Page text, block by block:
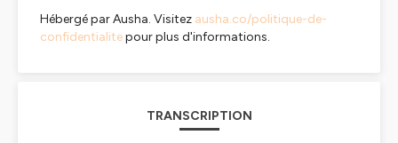
Hébergé par Ausha. Visitez ausha.co/politique-de-
confidentialitepour plus d'informations.
TRANSCRIPTION